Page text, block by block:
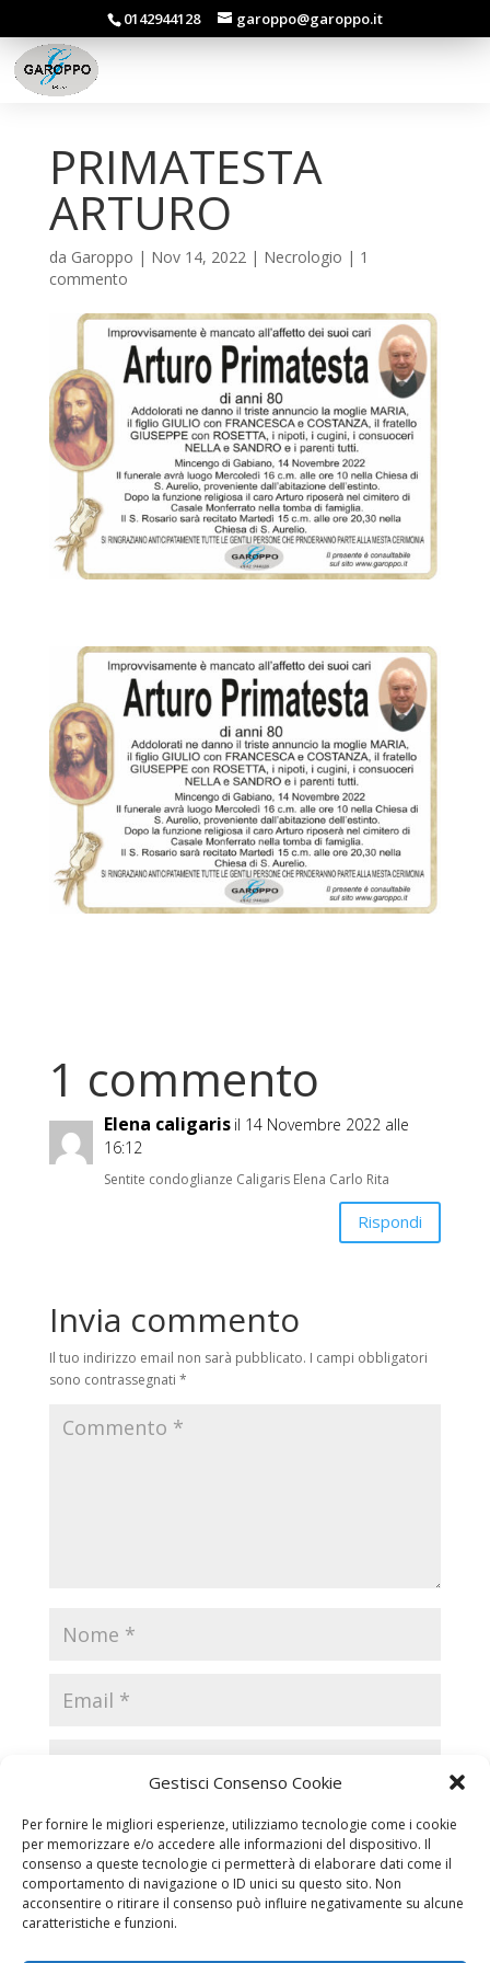
Gestisci Consenso Cookie
Per fornire le migliori esperienze, utilizziamo tecnologie come i cookie
per memorizzare e/o accedere alle informazioni del dispositivo. Il
consenso a queste tecnologie ci permetterà di elaborare dati come il
comportamento di navigazione o ID unici su questo sito. Non
acconsentire o ritirare il consenso può influire negativamente su alcune
caratteristiche e funzioni.
0142944128 garoppo@garoppo.it
PRIMATESTA
ARTURO
da Garoppo | Nov 14, 2022| Necrologio | 1
commento
1 commento
Elena caligaris il 14 Novembre 2022 alle
16:12
Sentite condoglianze Caligaris Elena Carlo Rita
Rispondi
Invia commento
Il tuo indirizzo email non sarà pubblicato. I campi obbligatori
sono contrassegnati *